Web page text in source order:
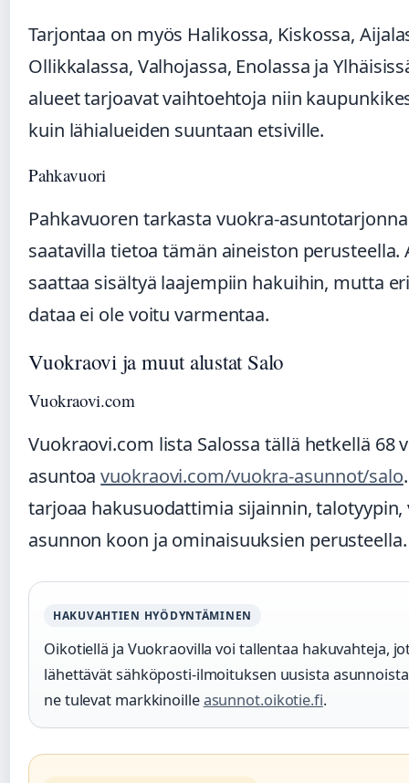
Tarjontaa on myös Halikossa, Kiskossa,
Ollikkalassa, Valhojassa, Enolassa ja
alueet tarjoavat vaihtoehtoja niin
kuin lähialueiden suuntaan etsiville.
Pahkavuori
Pahkavuoren tarkasta vuokra-
saatavilla tietoa tämän aineiston perusteella.
saattaa sisältyä laajempiin hakuihin, mutta
dataa ei ole voitu varmentaa.
Vuokraovi ja muut alustat Salo
Vuokraovi.com
Vuokraovi.com lista Salossa tällä hetkellä 68
asuntoavuokraovi.com/vuokra-asunnot/salo
tarjoaa hakusuodattimia sijainnin, talotyypin,
asunnon koon ja ominaisuuksien perusteella.
HAKUVAHTIEN HYÖDYNTÄMINEN
Oikotiellä ja Vuokraovilla voi tallentaa hakuvahteja,
lähettävät sähköposti-ilmoituksen uusista
ne tulevat markkinoilleasunnot.oikotie.fi.